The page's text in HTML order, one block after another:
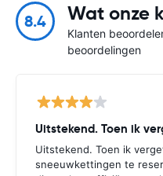
8.4 Wat onze
Klanten
beoordelingen
Uitstekend. Toen ik
Uitstekend. Toen ik
sneeuwkettingen te